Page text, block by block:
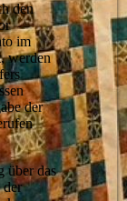
den
im
werden
der
über das
der